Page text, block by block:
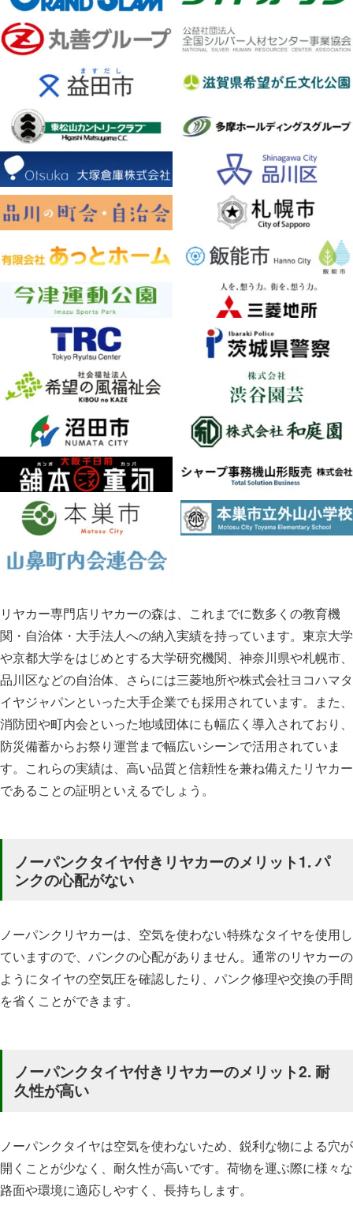
リヤカー専門店リヤカーの森は、これまでに数多くの教育機
関・自治体・大手法人への納入実績を持っています。東京大学
や京都大学をはじめとする大学研究機関、神奈川県や札幌市、
品川区などの自治体、さらには三菱地所や株式会社ヨコハマタ
イヤジャパンといった大手企業でも採用されています。また、
消防団や町内会といった地域団体にも幅広く導入されており、
防災備蓄からお祭り運営まで幅広いシーンで活用されていま
す。これらの実績は、高い品質と信頼性を兼ね備えたリヤカー
であることの証明といえるでしょう。
ノーパンクタイヤ付きリヤカーのメリット1.パ
ンクの心配がない
ノーパンクリヤカーは、空気を使わない特殊なタイヤを使用し
ていますので、パンクの心配がありません。通常のリヤカーの
ようにタイヤの空気圧を確認したり、パンク修理や交換の手間
を省くことができます。
ノーパンクタイヤ付きリヤカーのメリット2. 耐
久性が高い
ノーパンクタイヤは空気を使わないため、鋭利な物による穴が
開くことが少なく、耐久性が高いです。荷物を運ぶ際に様々な
路面や環境に適応しやすく、長持ちします。